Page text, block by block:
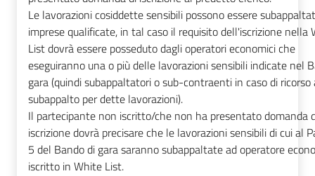
Le lavorazioni cosiddette sensibili possono essere
imprese qualificate, in tal caso il requisito dell'iscrizione nella
List dovrà essere posseduto dagli operatori economici che
eseguiranno una o più delle lavorazioni sensibili indicate nel
gara (quindi subappaltatori o sub-contraenti in caso di ricorso
subappalto per dette lavorazioni).
Il partecipante non iscritto/che non ha presentato domanda
iscrizione dovrà precisare che le lavorazioni sensibili di cui al
5 del Bando di gara saranno subappaltate ad operatore
iscritto in White List.